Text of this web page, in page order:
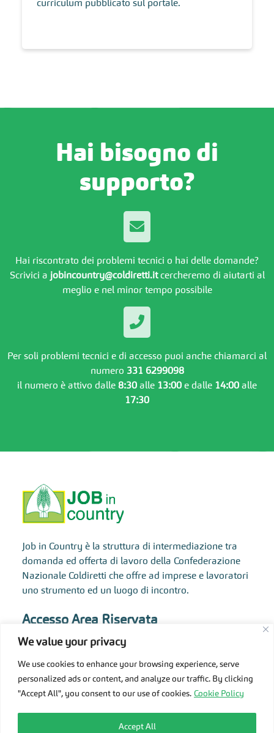
We value your privacy
We use cookies to enhance your browsing experience, serve
personalized ads or content, and analyze our traffic. By clicking
"Accept All", you consent to our use of cookies. Cookie Policy
Accept All
curriculum pubblicato sul portale.
Hai bisogno di
supporto?
Hai riscontrato dei problemi tecnici o hai delle domande?
Scrivici a jobincountry@coldiretti.itcercheremo di aiutarti al
meglio e nel minor tempo possibile
Per soli problemi tecnici e di accesso puoi anche chiamarci al
numero 331 6299098
il numero è attivo dalle 8:30 alle 13:00 e dalle 14:00 alle
17:30
Job in Country è la struttura di intermediazione tra
domanda ed offerta di lavoro della Confederazione
Nazionale Coldiretti che offre ad imprese e lavoratori
uno strumento ed un luogo di incontro.
Accesso Area Riservata
Info
Copyright 2013-2023 COLDIRETTI. Tutti i diritti
riservati.
Codice intermediario H501S008556